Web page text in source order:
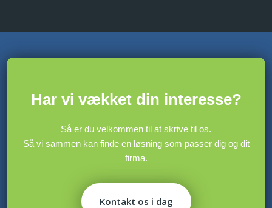
​Har vi vækket din interesse?
Så er du velkommen til at skrive til os.
​Så vi sammen kan finde en løsning som passer dig og dit
firma.
Kontakt os i dag